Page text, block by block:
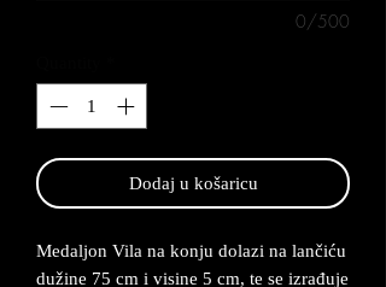
0/500
Dodaj u košaricu
Medaljon Vila na konju dolazi na lančiću
dužine 75 cm i visine 5 cm, te se izrađuje